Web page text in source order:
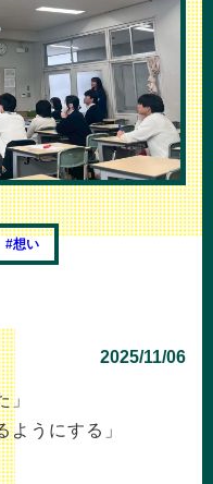
#想い
2025/11/06
」
ようにする」